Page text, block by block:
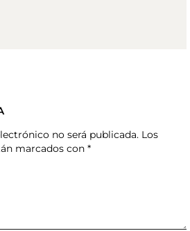
no será publicada. Los
marcados con *